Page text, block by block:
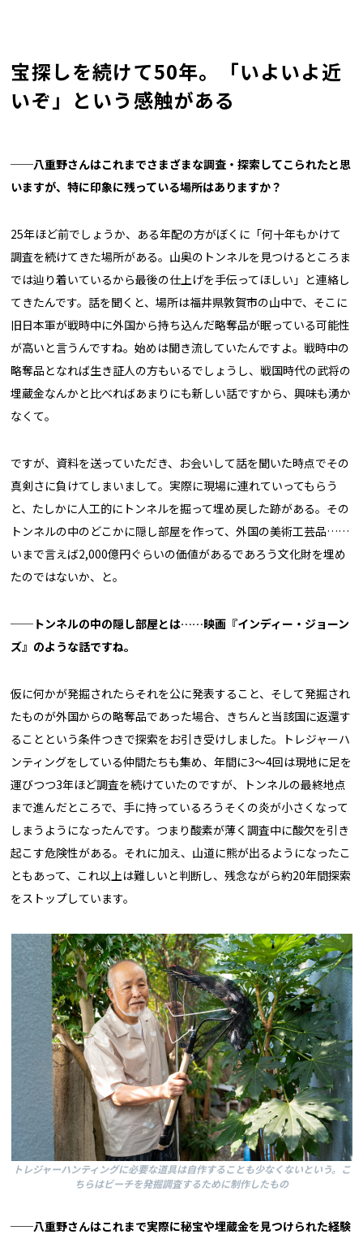
宝探しを続けて50年。「いよいよ近
いぞ」という感触がある
──八重野さんはこれまでさまざまな調査・探索してこられたと思
いますが、特に印象に残っている場所はありますか？
25年ほど前でしょうか、ある年配の方がぼくに「何十年もかけて
調査を続けてきた場所がある。山奥のトンネルを見つけるところま
では辿り着いているから最後の仕上げを手伝ってほしい」と連絡し
てきたんです。話を聞くと、場所は福井県敦賀市の山中で、そこに
旧日本軍が戦時中に外国から持ち込んだ略奪品が眠っている可能性
が高いと言うんですね。始めは聞き流していたんですよ。戦時中の
略奪品となれば生き証人の方もいるでしょうし、戦国時代の武将の
埋蔵金なんかと比べればあまりにも新しい話ですから、興味も湧か
なくて。
ですが、資料を送っていただき、お会いして話を聞いた時点でその
真剣さに負けてしまいまして。実際に現場に連れていってもらう
と、たしかに人工的にトンネルを掘って埋め戻した跡がある。その
トンネルの中のどこかに隠し部屋を作って、外国の美術工芸品……
いまで言えば2,000億円ぐらいの価値があるであろう文化財を埋め
たのではないか、と。
──トンネルの中の隠し部屋とは……映画『インディー・ジョーン
ズ』のような話ですね。
仮に何かが発掘されたらそれを公に発表すること、そして発掘され
たものが外国からの略奪品であった場合、きちんと当該国に返還す
ることという条件つきで探索をお引き受けしました。トレジャーハ
ンティングをしている仲間たちも集め、年間に3～4回は現地に足を
運びつつ3年ほど調査を続けていたのですが、トンネルの最終地点
まで進んだところで、手に持っているろうそくの炎が小さくなって
しまうようになったんです。つまり酸素が薄く調査中に酸欠を引き
起こす危険性がある。それに加え、山道に熊が出るようになったこ
ともあって、これ以上は難しいと判断し、残念ながら約20年間探索
をストップしています。
トレジャーハンティングに必要な道具は自作することも少なくないという。こ
ちらはビーチを発掘調査するために制作したもの
──八重野さんはこれまで実際に秘宝や埋蔵金を見つけられた経験